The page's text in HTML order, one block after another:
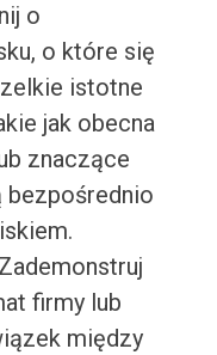
o
o które się
istotne
jak obecna
znaczące
bezpośrednio
firmy lub
między